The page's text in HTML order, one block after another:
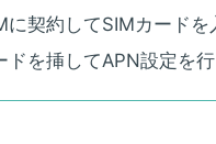
に契約してSIMカードを
ドを挿してAPN設定を行